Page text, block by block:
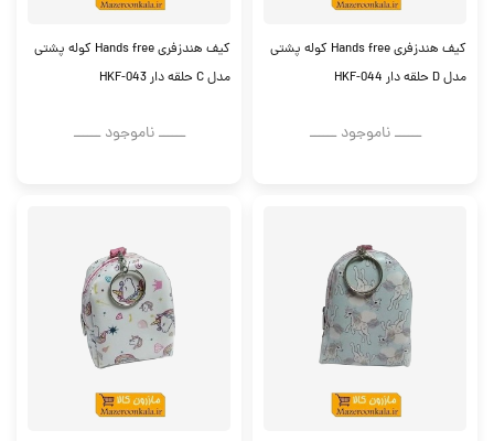
کیف هندزفری Hands free کوله پشتی
مدل D حلقه دار HKF-044
ــــــ ناموجود ــــــ
کیف هندزفری Hands free کوله پشتی
مدل C حلقه دار HKF-043
ــــــ ناموجود ــــــ